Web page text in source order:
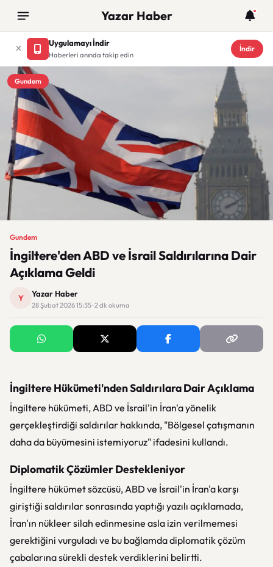
Yazar Haber
Uygulamayı İndir
Haberleri anında takip edin
İndir
Gundem
Gundem
İngiltere'den ABD ve İsrail Saldırılarına Dair
Açıklama Geldi
Y Yazar Haber
28 Şubat 2026 15:35 · 2 dk okuma
İngiltere Hükümeti'nden Saldırılara Dair Açıklama
İngiltere hükümeti, ABD ve İsrail'in İran'a yönelik
gerçekleştirdiği saldırılar hakkında, "Bölgesel çatışmanın
daha da büyümesini istemiyoruz" ifadesini kullandı.
Diplomatik Çözümler Destekleniyor
İngiltere hükümet sözcüsü, ABD ve İsrail'in İran'a karşı
giriştiği saldırılar sonrasında yaptığı yazılı açıklamada,
İran'ın nükleer silah edinmesine asla izin verilmemesi
gerektiğini vurguladı ve bu bağlamda diplomatik çözüm
çabalarına sürekli destek verdiklerini belirtti.